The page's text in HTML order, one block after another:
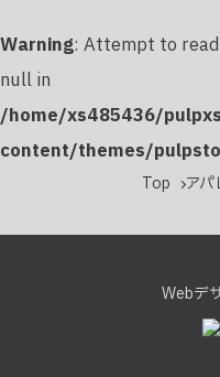
Warning: Attempt to
null in
/home/xs485436/
content/themes/
Top アパ
Webデ